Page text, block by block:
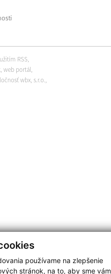
používame na zlepšenie
stránok, na to, aby sme vám
RSS,
, web portál,
wbx, s.r.o.,